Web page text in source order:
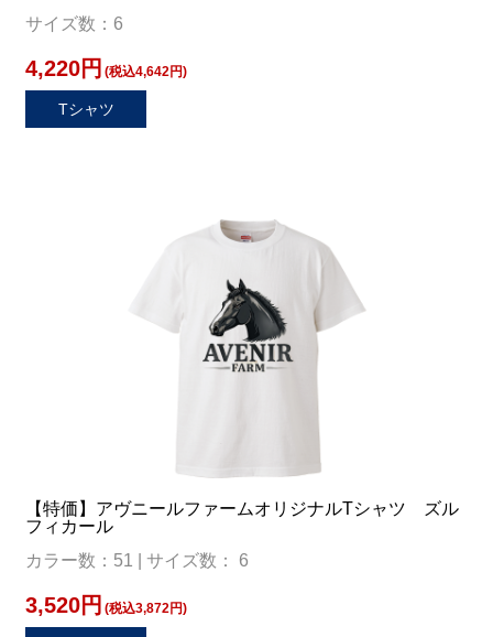
サイズ数：6
4,220円 (税込4,642円)
Tシャツ
【特価】アヴニールファームオリジナルTシャツ ズル
フィカール
カラー数：51 | サイズ数： 6
3,520円 (税込3,872円)